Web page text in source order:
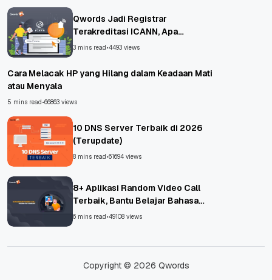
Qwords Jadi Registrar
Terakreditasi ICANN, Apa
Untungnya?
3 mins read•4493 views
Cara Melacak HP yang Hilang dalam Keadaan Mati
atau Menyala
5 mins read•66863 views
10 DNS Server Terbaik di 2026
(Terupdate)
8 mins read•61694 views
8+ Aplikasi Random Video Call
Terbaik, Bantu Belajar Bahasa
Asing!
6 mins read•49108 views
Copyright © 2026 Qwords